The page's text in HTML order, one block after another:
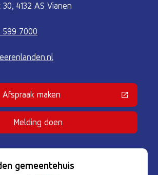
4132 AS Vianen
7000
Afspraak maken(Deze link gaat naar een externe
Melding doen
gemeentehuis